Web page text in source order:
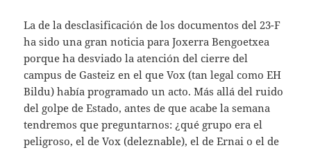
La de la desclasificación de los documentos del 23-F
ha sido una gran noticia para Joxerra Bengoetxea
porque ha desviado la atención del cierre del
campus de Gasteiz en el que Vox (tan legal como EH
Bildu) había programado un acto. Más allá del ruido
del golpe de Estado, antes de que acabe la semana
tendremos que preguntarnos: ¿qué grupo era el
peligroso, el de Vox (deleznable), el de Ernai o el de